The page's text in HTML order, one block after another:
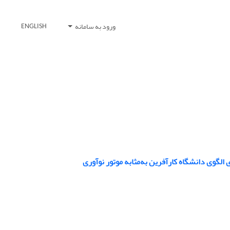
ورود به سامانه ENGLISH
دانشگاه کارآفرین به‌مثابه موتور نوآوری